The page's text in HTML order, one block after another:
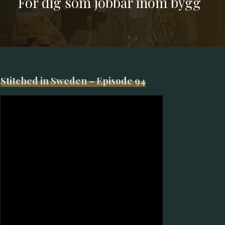
Stitched in Sweden – Episode 94